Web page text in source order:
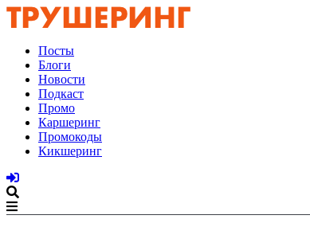
Посты
Блоги
Новости
Подкаст
Промо
Каршеринг
Промокоды
Кикшеринг